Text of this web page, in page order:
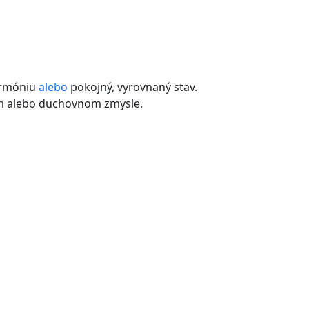
alebo pokojný, vyrovnaný stav.
alebo duchovnom zmysle.